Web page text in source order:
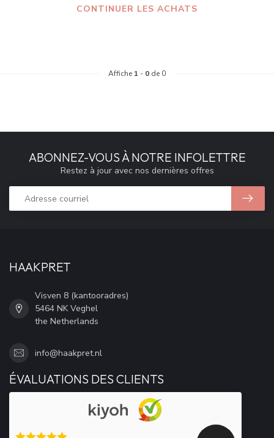
CONTINUER LES ACHATS
Affiche 1 - 0 de 0
ABONNEZ-VOUS À NOTRE INFOLETTRE
Restez à jour avec nos dernières offres
HAAKPRET
Visven 8 (kantooradres)
5464 NK Veghel
the Netherlands
info@haakpret.nl
ÉVALUATIONS DES CLIENTS